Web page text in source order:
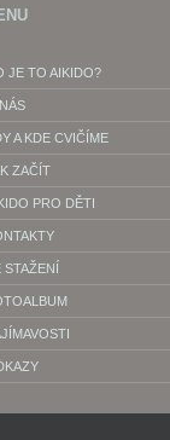
JE TO AIKIDO?
A KDE CVIČÍME
ZAČÍT
PRO DĚTI
STAŽENÍ